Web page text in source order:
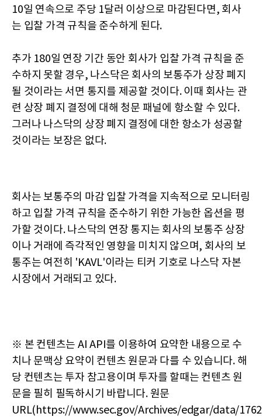
10일 연속으로 주당 1달러 이상으로 마감된다면, 회사
는 입찰 가격 규칙을 준수하게 된다.
추가 180일 연장 기간 동안 회사가 입찰 가격 규칙을 준
수하지 못할 경우, 나스닥은 회사의 보통주가 상장 폐지
될 것이라는 서면 통지를 제공할 것이다. 이때 회사는 관
련 상장 폐지 결정에 대해 청문 패널에 항소할 수 있다.
그러나 나스닥의 상장 폐지 결정에 대한 항소가 성공할
것이라는 보장은 없다.
회사는 보통주의 마감 입찰 가격을 지속적으로 모니터링
하고 입찰 가격 규칙을 준수하기 위한 가능한 옵션을 평
가할 것이다. 나스닥의 연장 통지는 회사의 보통주 상장
이나 거래에 즉각적인 영향을 미치지 않으며, 회사의 보
통주는 여전히 'KAVL'이라는 티커 기호로 나스닥 자본
시장에서 거래되고 있다.
※ 본 컨텐츠는 AI API를 이용하여 요약한 내용으로 수
치나 문맥상 요약이 컨텐츠 원문과 다를 수 있습니다. 해
당 컨텐츠는 투자 참고용이며 투자를 할때는 컨텐츠 원
문을 필히 필독하시기 바랍니다. 원문
URL(https://www.sec.gov/Archives/edgar/data/